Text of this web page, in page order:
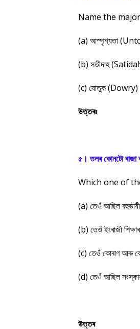
Name the
(a) আস্পৃশ্যতা
(b) সতীদাহ
(c) যোতুক (Dowry)
উত্তৰঃ
৫। তলৰ কোনটো ৰাজা
Which one of
(a) তেওঁ আছিল
(b) তেওঁ ইংৰাজী
(c) তেওঁ কোৰাণ আৰু
(d) তেওঁ আছিল
উত্তৰ